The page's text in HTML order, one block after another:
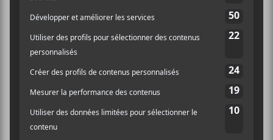
FRIMAT
Val d'Or, Québec J9P 7H6Canada+ Google Map
Voir Lieu site web